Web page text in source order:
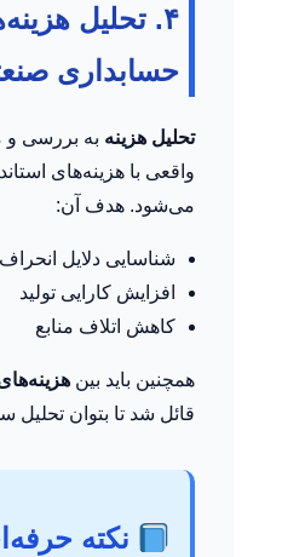
۴. تحلیل
حسابداری
تحلیل هزینه به بررسی و
واقعی با هزینه‌های
می‌شود. هدف آن:
شناسایی دلایل
افزایش کارایی تولید
کاهش اتلاف منابع
همچنین باید بین
قائل شد تا بتوان تحلیل
نکته